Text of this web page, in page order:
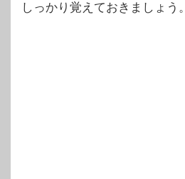
しっかり覚えておきましょう。